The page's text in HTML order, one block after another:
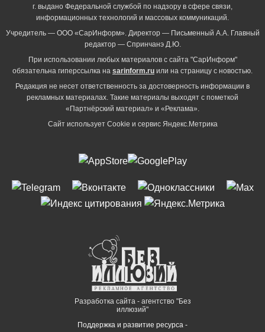
г. выдано Федеральной службой по надзору в сфере связи,
информационных технологий и массовых коммуникаций.
Учредитель — ООО «СарИнформ». Директор — Письменный А.А. Главный
редактор — Спринчанэ Д.Ю.
При использовании любых материалов с сайта "СарИнформ"
обязательна гиперссылка на sarinform.ru или на страницу с новостью.
Редакция не несет ответственность за достоверность информации в
рекламных материалах. Такие материалы выходят с пометкой
«Партнёрский материал» и «Реклама».
Сайт использует Cookie и сервиc Яндекс.Метрика
Разработка сайта - агентство "Без
иллюзий"
Поддержка и развитие ресурса -